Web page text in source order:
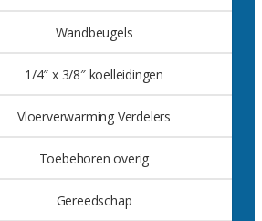
Wandbeugels
1/4″ x 3/8″ koelleidingen
Vloerverwarming Verdelers
Toebehoren overig
Gereedschap